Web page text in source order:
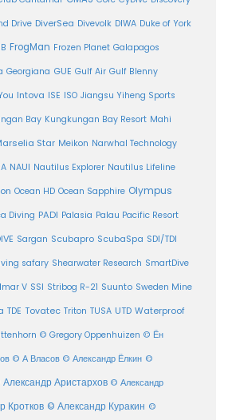
Drive DiverSea Divevolk DIWA Duke of York
FrogMan Frozen Planet Galapagos
Georgiana GUE Gulf Air Gulf Blenny
Intova ISE ISO Jiangsu Yiheng Sports
Bay Kungkungan Bay Resort Mahi
Star Meikon Narwhal Technology
NAUI Nautilus Explorer Nautilus Lifeline
Ocean HD Ocean Sapphire Olympus
Diving PADI Palasia Palau Pacific Resort
Sargan Scubapro ScubaSpa SDI/TDI
safary Shearwater Research SmartDive
V SSI Stribog R-21 Suunto Sweden Mine
TDE Tovatec Triton TUSA UTD Waterproof
© Gregory Oppenhuizen © Ён
© А Власов © Александр Ёлкин ©
Аристархов © Александр
Кротков © Александр Куракин ©